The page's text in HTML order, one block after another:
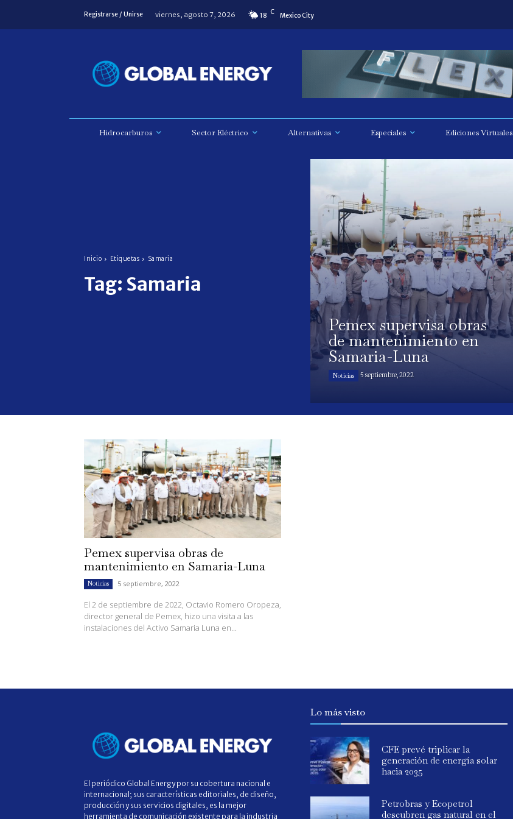
Registrarse / Unirse viernes, agosto 7, 2026 18 C Mexico City
Hidrocarburos Sector Eléctrico Alternativas Especiales Ediciones Virtuales
Inicio Etiquetas Samaria
Tag: Samaria
Pemex supervisa obras
de mantenimiento en
Samaria-Luna
Noticias 5 septiembre, 2022
Pemex supervisa obras de
mantenimiento en Samaria-Luna
Noticias 5 septiembre, 2022
El 2 de septiembre de 2022, Octavio Romero Oropeza,
director general de Pemex, hizo una visita a las
instalaciones del Activo Samaria Luna en...
El periódico Global Energy por su cobertura nacional e
internacional; sus características editoriales, de diseño,
producción y sus servicios digitales, es la mejor
herramienta de comunicación existente para la industria
Lo más visto
CFE prevé triplicar la
generación de energía solar
hacia 2035
Petrobras y Ecopetrol
descubren gas natural en el